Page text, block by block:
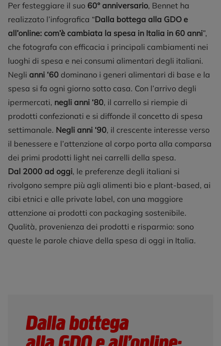
Per festeggiare il suo 60° anniversario, Bennet ha
realizzato l’infografica “Dalla bottega alla GDO e
all’online: com’è cambiata la spesa in Italia in 60 anni”,
che fotografa con efficacia i principali cambiamenti nei
luoghi di spesa e nei consumi alimentari degli italiani.
Negli anni ‘60 dominano i generi alimentari di base e la
spesa si fa ogni giorno sotto casa. Con l’arrivo degli
ipermercati, negli anni ‘80, il carrello si riempie di
prodotti confezionati e si diffonde il concetto di spesa
settimanale. Negli anni ‘90, il crescente interesse verso
il benessere e l’attenzione al corpo porta alla comparsa
dei primi prodotti light nei carrelli della spesa.
Dal 2000 ad oggi, le preferenze degli italiani si
rivolgono sempre più agli alimenti bio e plant-based, ai
cibi etnici e alle private label, con una maggiore
attenzione ai prodotti con packaging sostenibile.
Qualità, provenienza dei prodotti e risparmio: sono
queste le parole chiave della spesa di oggi in Italia.